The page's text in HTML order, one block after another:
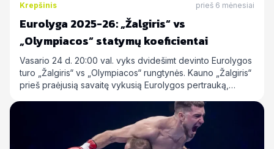
Krepšinis prieš 6 mėnesiai
Eurolyga 2025-26: „Žalgiris“ vs
„Olympiacos“ statymų koeficientai
Vasario 24 d. 20:00 val. vyks dvidešimt devinto Eurolygos
turo „Žalgiris“ vs „Olympiacos“ rungtynės. Kauno „Žalgiris“
prieš praėjusią savaitę vykusią Eurolygos pertrauką,…